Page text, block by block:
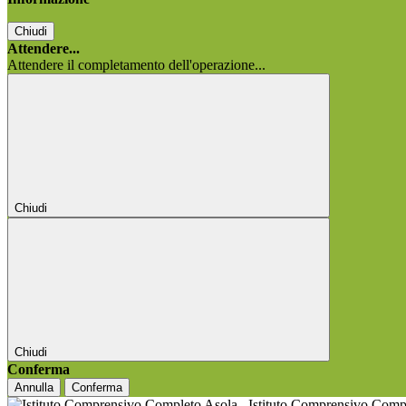
Chiudi
Attendere...
Attendere il completamento dell'operazione...
Chiudi
Chiudi
Conferma
Annulla Conferma